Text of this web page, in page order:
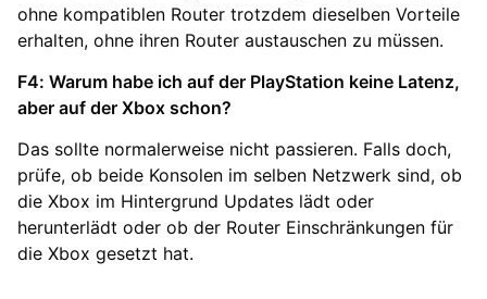
ohne kompatiblen Router trotzdem dieselben Vorteile
erhalten, ohne ihren Router austauschen zu müssen.
F4: Warum habe ich auf der PlayStation keine Latenz,
aber auf der Xbox schon?
Das sollte normalerweise nicht passieren. Falls doch,
prüfe, ob beide Konsolen im selben Netzwerk sind, ob
die Xbox im Hintergrund Updates lädt oder
herunterlädt oder ob der Router Einschränkungen für
die Xbox gesetzt hat.